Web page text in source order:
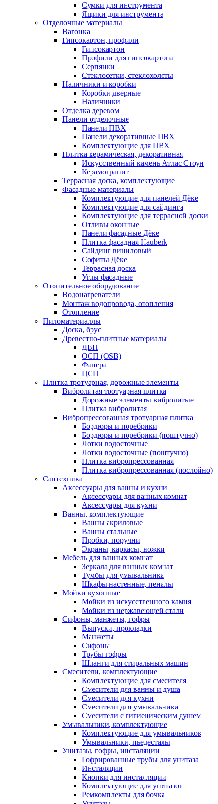
Сумки для инструмента
Ящики для инструмента
Отделочные материалы
Вагонка
Гипсокартон, профили
Гипсокартон
Профили для гипсокартона
Серпянки
Стеклосетки, стеклохолсты
Наличники и коробки
Коробки дверные
Наличники
Отделка деревом
Панели отделочные
Панели ПВХ
Панели декоративные ПВХ
Комплектующие для ПВХ
Плитка керамическая, декоративная
Искусственный камень Атлас Стоун
Керамогранит
Террасная доска, комплектующие
Фасадные материалы
Комплектующие для панелей Дёке
Комплектующие для сайдинга
Комплектующие для террасной доски
Отливы оконные
Панели фасадные Дёке
Плитка фасадная Hauberk
Сайдинг виниловый
Софиты Дёке
Террасная доска
Углы фасадные
Отопительное оборудование
Водонагреватели
Монтаж водопровода, отопления
Отопление
Пиломатериаллы
Доска, брус
Древестно-плитные материалы
ДВП
ОСП (OSB)
Фанера
ЦСП
Плитка тротуарная, дорожные элементы
Вибролитая тротуарная плитка
Дорожные элементы вибролитые
Плитка вибролитая
Вибропрессованная тротуарная плитка
Бордюры и поребрики
Бордюры и поребрики (поштучно)
Лотки водосточные
Лотки водосточные (поштучно)
Плитка вибропрессованная
Плитка вибропрессованная (послойно)
Сантехника
Аксессуары для ванны и кухни
Аксессуары для ванных комнат
Аксессуары для кухни
Ванны, комплектующие
Ванны акриловые
Ванны стальные
Пробки, поручни
Экраны, каркасы, ножки
Мебель для ванных комнат
Зеркала для ванных комнат
Тумбы для умывальника
Шкафы настенные, пеналы
Мойки кухонные
Мойки из искусственного камня
Мойки из нержавеющей стали
Сифоны, манжеты, гофры
Выпуски, прокладки
Манжеты
Сифоны
Трубы гофры
Шланги для стиральных машин
Смесители, комплектующие
Комплектующие для смесителя
Смесители для ванны и душа
Смесители для кухни
Смесители для умывальника
Смесители с гигиеническим душем
Умывальники, комплектующие
Комплектующие для умывальников
Умывальники, пьедесталы
Унитазы, гофры, инсталяции
Гофрированные трубы для унитаза
Инсталяции
Кнопки для инсталляции
Комплектующие для унитазов
Ремкомплекты для бочка